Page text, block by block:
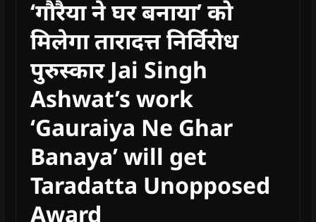
‘गौरैया ने घर बनाया’ को
मिलेगा तारादत्त निर्विरोध
पुरुस्कार Jai Singh
Ashwat’s work
‘Gauraiya Ne Ghar
Banaya’ will get
Taradatta Unopposed
Award